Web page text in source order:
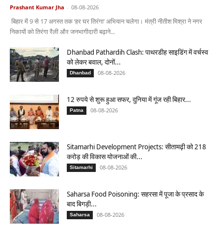
Prashant Kumar Jha - 08-08-2026
बिहार में 9 से 17 अगस्त तक ‘हर घर तिरंगा’ अभियान चलेगा। मंत्री नीतीश मिश्रा ने नगर
निकायों को तिरंगा रैली और जनभागीदारी बढ़ाने...
Dhanbad Pathardih Clash: पाथरडीह साइडिंग में वर्चस्व
को लेकर बवाल, दोनों...
Dhanbad 08-08-2026
12 रुपये से शुरू हुआ सफर, दुनिया में गूंज रही बिहार...
Patna 08-08-2026
Sitamarhi Development Projects: सीतामढ़ी को 218
करोड़ की विकास योजनाओं की...
Sitamarhi 08-08-2026
Saharsa Food Poisoning: सहरसा में पूजा के प्रसाद के
बाद बिगड़ी...
Saharsa 08-08-2026